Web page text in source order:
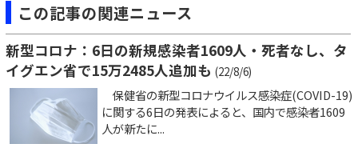
この記事の関連ニュース
新型コロナ：6日の新規感染者1609人・死者なし、タ
イグエン省で15万2485人追加も (22/8/6)
保健省の新型コロナウイルス感染症(COVID-19)
に関する6日の発表によると、国内で感染者1609
人が新たに...